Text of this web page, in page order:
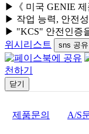
▶《 미국 GENIE 제
▶ 작업 능력, 안전
▶ "KCS" 안전인증
위시리스트
sns 공유
천하기
닫기
제품문의 A/S